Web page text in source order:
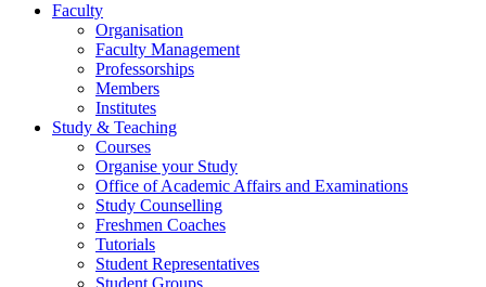
Faculty
Organisation
Faculty Management
Professorships
Members
Institutes
Study & Teaching
Courses
Organise your Study
Office of Academic Affairs and Examinations
Study Counselling
Freshmen Coaches
Tutorials
Student Representatives